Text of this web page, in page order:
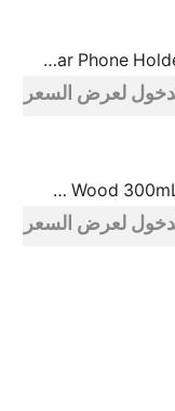
Powerology Logan Magsafe 360 Degree Rotation Head Car Phone Holder - Black
لعرض السعر
Green Lion Fragrance Spray Oud Wood 300mL - Brown
لعرض السعر